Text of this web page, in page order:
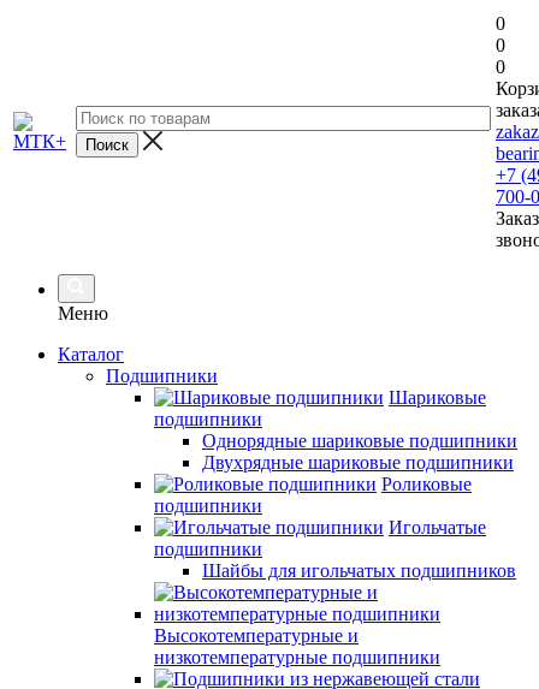
0
0
0
+7
700-
Меню
Каталог
Подшипники
Шариковые
подшипники
Однорядные шариковые подшипники
Двухрядные шариковые подшипники
Роликовые
подшипники
Игольчатые
подшипники
Шайбы для игольчатых подшипников
Высокотемпературные и
низкотемпературные подшипники